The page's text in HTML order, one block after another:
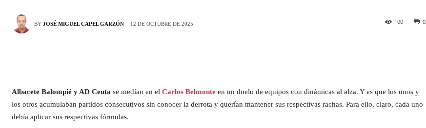
BY JOSÉ MIGUEL CAPEL GARZÓN 12 DE OCTUBRE DE 2025 0
100
Albacete Balompié y AD Ceuta se medían en el Carlos Belmonte en un duelo de equipos con dinámicas al alza. Y es que los unos y
los otros acumulaban partidos consecutivos sin conocer la derrota y querían mantener sus respectivas rachas. Para ello, claro, cada uno
debía aplicar sus respectivas fórmulas.